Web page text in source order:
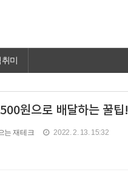
취미
원으로 배달하는 꿀팁!
는 재테크 2022. 2. 13. 15:32